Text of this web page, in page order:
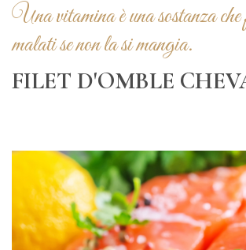
Una vitamina è una sostanza che
malati se non la si mangia.
FILET D'OMBLE